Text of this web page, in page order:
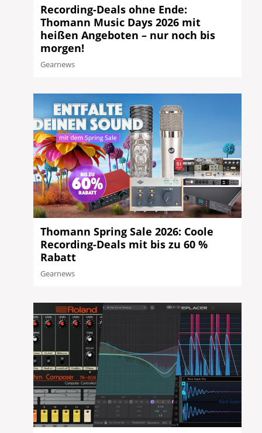
Recording-Deals ohne Ende:
Thomann Music Days 2026 mit
heißen Angeboten – nur noch bis
morgen!
Gearnews
Thomann Spring Sale 2026: Coole
Recording-Deals mit bis zu 60 %
Rabatt
Gearnews